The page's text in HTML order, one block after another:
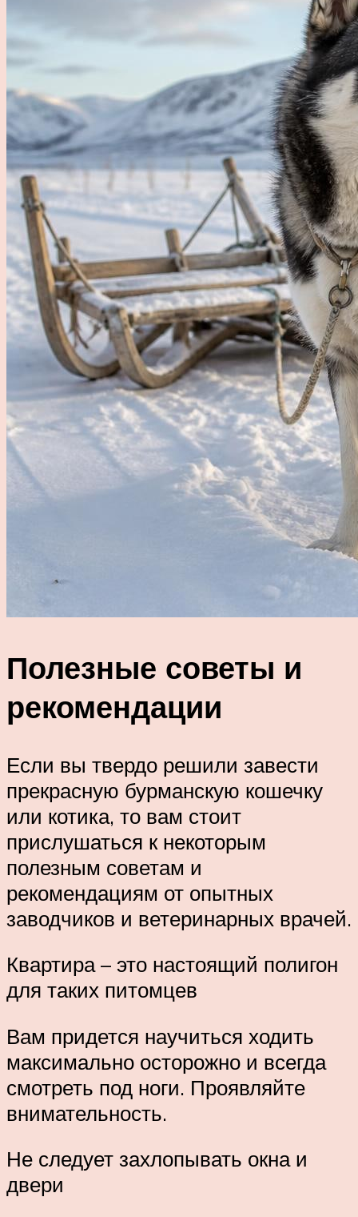
Полезные советы и
рекомендации
Если вы твердо решили завести
прекрасную бурманскую кошечку
или котика, то вам стоит
прислушаться к некоторым
полезным советам и
рекомендациям от опытных
заводчиков и ветеринарных врачей.
Квартира – это настоящий полигон
для таких питомцев
Вам придется научиться ходить
максимально осторожно и всегда
смотреть под ноги. Проявляйте
внимательность.
Не следует захлопывать окна и
двери